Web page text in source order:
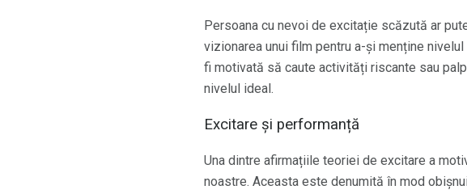
Persoana cu nevoi de excitație scăzută ar
vizionarea unui film pentru a-și menține
fi motivată să caute activități riscante sau
nivelul ideal.
Excitare și performanță
Una dintre afirmațiile teoriei de excitare a
noastre. Aceasta este denumită în mod